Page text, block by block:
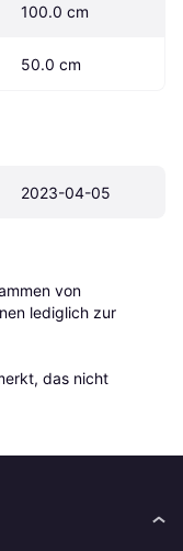
100.0 cm
50.0 cm
2023-04-05
von
lediglich zur
das nicht